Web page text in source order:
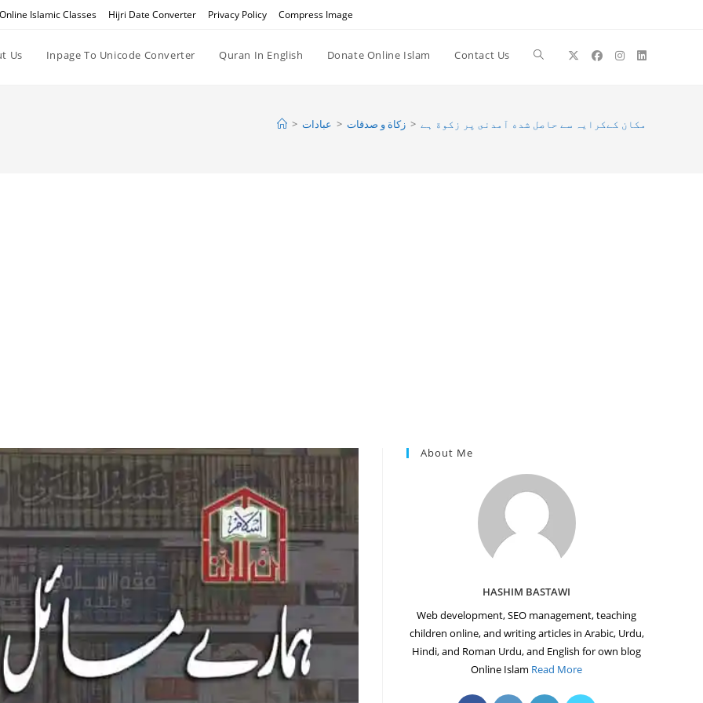
Online Islamic Classes Hijri Date Converter Privacy Policy Compress Image
Us Inpage To Unicode Converter Quran In English Donate Online Islam Contact Us Toggle
> عبادات > زکاة و صدقات > مكان كےكرايہ سے حاصل شده آمدنى پر زكوة ہے
About Me
HASHIM BASTAWI
Web development, SEO management, teaching
children online, and writing articles in Arabic, Urdu,
Hindi, and Roman Urdu, and English for own blog
Online Islam Read More